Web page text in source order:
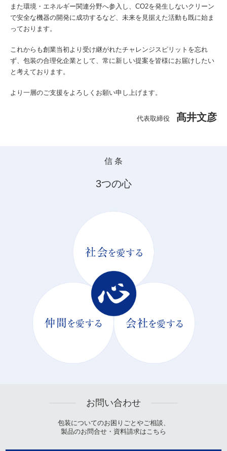
また環境・エネルギー関連分野へ参入し、CO2を発生しないクリーン
で安全な機器の開発に成功するなど、未来を見据えた活動も既に始ま
っております。
これからも創業当初より受け継がれたチャレンジスピリットを忘れ
ず、包装の合理化企業として、常に新しい提案を皆様にお届けしたい
と考えております。
より一層のご支援をよろしくお願い申し上げます。
代表取締役 髙井文彦
信 条
3つの心
お問い合わせ
包装についてのお困りごとやご相談、
製品のお問合せ・資料請求はこちら